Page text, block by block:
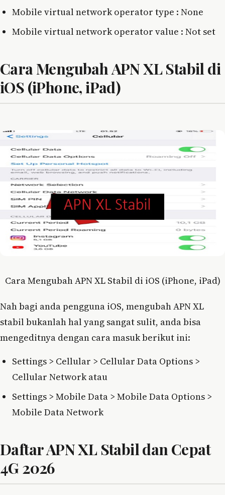
Mobile virtual network operator type : None
Mobile virtual network operator value : Not set
Cara Mengubah APN XL Stabil di
iOS (iPhone, iPad)
Cara Mengubah APN XL Stabil di iOS (iPhone, iPad)
Nah bagi anda pengguna iOS, mengubah APN XL
stabil bukanlah hal yang sangat sulit, anda bisa
mengeditnya dengan cara masuk berikut ini:
Settings > Cellular > Cellular Data Options >
Cellular Network atau
Settings > Mobile Data > Mobile Data Options >
Mobile Data Network
Daftar APN XL Stabil dan Cepat
4G 2026